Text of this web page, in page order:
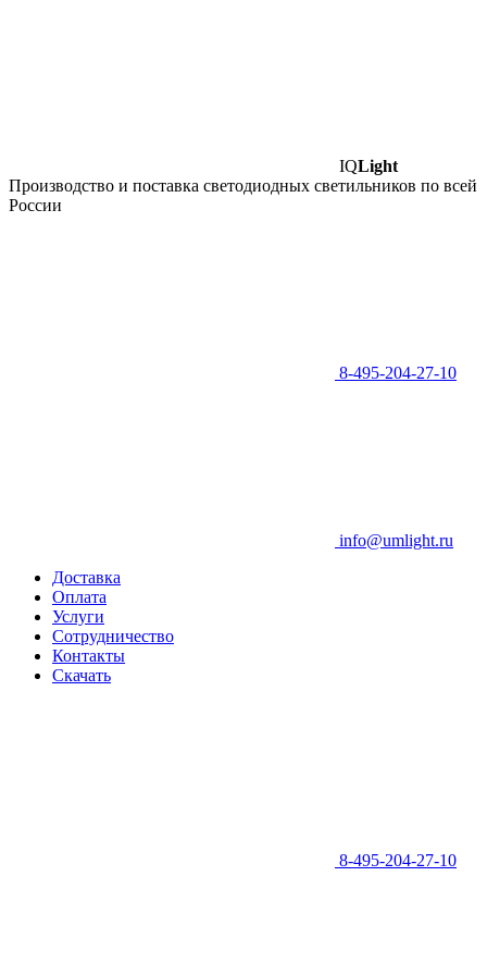
IQLight
Производство и поставка светодиодных светильников по всей
России
8-495-204-27-10
info@umlight.ru
Доставка
Оплата
Услуги
Сотрудничество
Контакты
Скачать
8-495-204-27-10